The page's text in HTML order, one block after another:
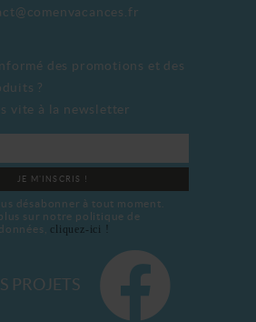
des promotions et des
?
vite à la newsletter
JE M'INSCRIS !
désabonner à tout moment.
sur notre politique de
cliquez-ici !
PROJETS